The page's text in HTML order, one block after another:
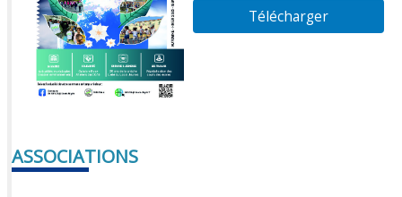
Télécharger
ASSOCIATIONS